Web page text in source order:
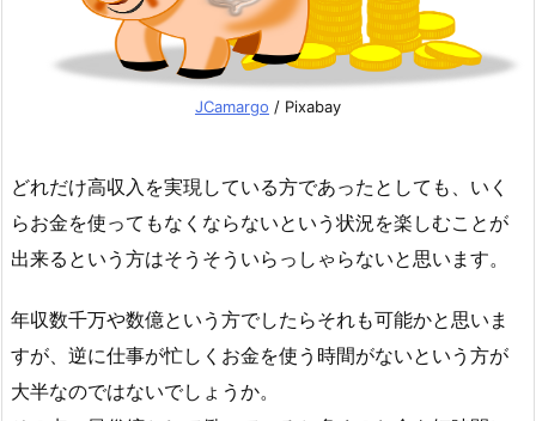
JCamargo / Pixabay
どれだけ高収入を実現している方であったとしても、いく
らお金を使ってもなくならないという状況を楽しむことが
出来るという方はそうそういらっしゃらないと思います。
年収数千万や数億という方でしたらそれも可能かと思いま
すが、逆に仕事が忙しくお金を使う時間がないという方が
大半なのではないでしょうか。